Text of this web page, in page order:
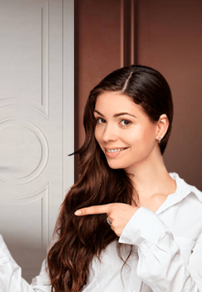
Мытищи, Пушкино,
Фряново, Электросталь,
Лосинопетровский и др. (от
Москва\Санкт-Петербург и
до 10 км. в область.
Города
км. от МКАД (кроме
Доставка в регионы
запрос с сайта, отдельно